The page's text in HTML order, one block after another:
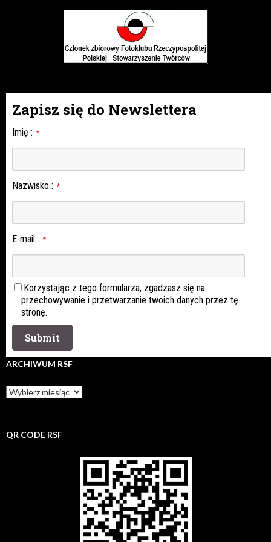
Zapisz się do Newslettera
Imię : *
Nazwisko : *
E-mail : *
Korzystając z tego formularza, zgadzasz się na
przechowywanie i przetwarzanie twoich danych przez tę
stronę.
ARCHIWUM RSF
Archiwum
rsf
QR CODE RSF